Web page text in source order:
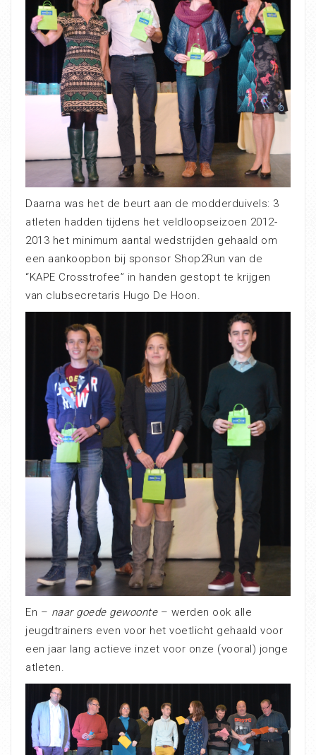
Daarna was het de beurt aan de modderduivels: 3
atleten hadden tijdens het veldloopseizoen 2012-
2013 het minimum aantal wedstrijden gehaald om
een aankoopbon bij sponsor Shop2Run van de
“KAPE Crosstrofee” in handen gestopt te krijgen
van clubsecretaris Hugo De Hoon.
En – naar goede gewoonte– werden ook alle
jeugdtrainers even voor het voetlicht gehaald voor
een jaar lang actieve inzet voor onze (vooral) jonge
atleten.